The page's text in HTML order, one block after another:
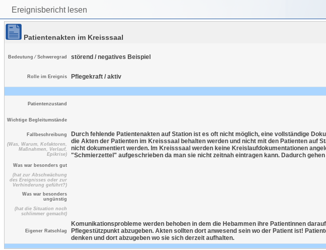
Ereignisbericht lesen
Patientenakten im Kreisssaal
Bedeutung ⁄ Schweregrad störend / negatives Beispiel
Rolle im Ereignis Pflegekraft / aktiv
Patientenzustand
Wichtige Begleitumstände
Fallbeschreibung
(Was, Warum, Kofaktoren,
Maßnahmen, Verlauf,
Epikrise)
Durch fehlende Patientenakten auf Station ist es oft nicht möglich, eine vollständige
die Akten der Patienten im Kreisssaal behalten werden und nicht mit den Patienten auf
nicht dokumentiert werden. Im Kreisssaal werden keine Kreislaufdokumentationen
"Schmierzettel" aufgeschrieben da man sie nicht zeitnah eintragen kann. Dadurch
Was war besonders gut
(hat zur Abschwächung
des Ereignisses oder zur
Verhinderung geführt?)
Was war besonders
ungünstig
(hat die Situation noch
schlimmer gemacht)
Eigener Ratschlag
Komunikationsprobleme werden behoben in dem die Hebammen ihre Patientinnen
Pflegestützpunkt abzugeben. Akten sollten dort anwesend sein wo der Patient ist!
denken und dort abzugeben wo sie sich derzeit aufhalten.